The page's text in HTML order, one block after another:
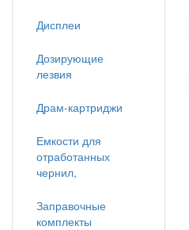
Дисплеи
Дозирующие
лезвия
Драм-картриджи
Емкости для
отработанных
чернил,
Заправочные
комплекты